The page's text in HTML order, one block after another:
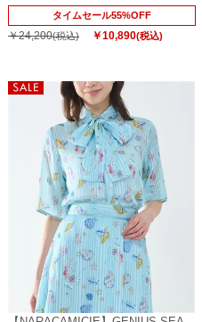
タイムセール55%OFF
￥24,200(税込) ￥10,890(税込)